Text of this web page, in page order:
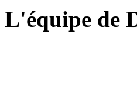
L'équipe de